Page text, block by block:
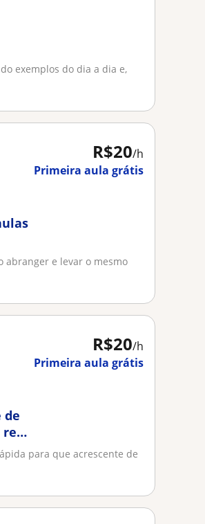
exemplos do dia a dia e,
R$20/h
Primeira aula grátis
abranger e levar o mesmo
R$20/h
Primeira aula grátis
de
real
para que acrescente de